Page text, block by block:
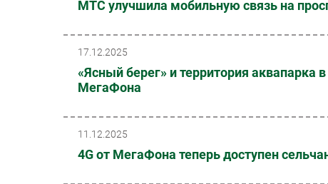
МТС улучшила мобильную связь на
17.12.2025
«Ясный берег» и территория
МегаФона
11.12.2025
4G от МегаФона теперь доступен